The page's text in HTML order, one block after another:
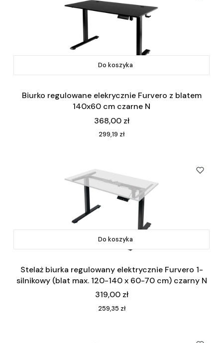
Do koszyka
Biurko regulowane elekrycznie Furvero z blatem
140x60 cm czarne N
Cena
368,00 zł
Cena
299,19 zł
Do koszyka
Stelaż biurka regulowany elektrycznie Furvero 1-
silnikowy (blat max. 120-140 x 60-70 cm) czarny N
Cena
319,00 zł
Cena
259,35 zł